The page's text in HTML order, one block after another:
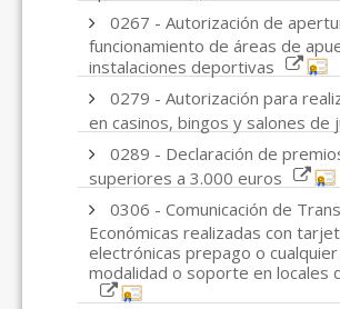
0267 - Autorización de
funcionamiento de áreas de
instalaciones deportivas
0279 - Autorización para
en casinos, bingos y salones de
0289 - Declaración de
superiores a 3.000 euros
0306 - Comunicación de
Económicas realizadas con
electrónicas prepago o
modalidad o soporte en locales